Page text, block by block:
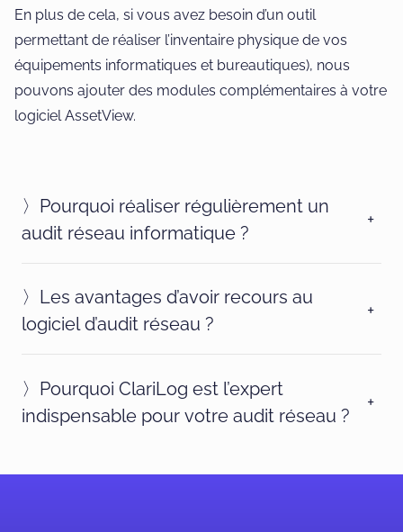
En plus de cela, si vous avez besoin d’un outil
permettant de réaliser l’inventaire physique de vos
équipements informatiques et bureautiques), nous
pouvons ajouter des modules complémentaires à votre
logiciel AssetView.
〉 Pourquoi réaliser régulièrement un
audit réseau informatique ?
+
〉 Les avantages d’avoir recours au
logiciel d’audit réseau ?
+
〉 Pourquoi ClariLog est l’expert
indispensable pour votre audit réseau ?
+